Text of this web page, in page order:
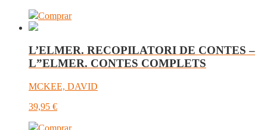
Comprar
L’ELMER. RECOPILATORI DE CONTES –
L”ELMER. CONTES COMPLETS
MCKEE, DAVID
39,95 €
Comprar